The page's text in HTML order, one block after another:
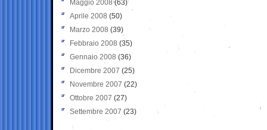
Maggio 2008(63)
Aprile 2008 (50)
Marzo 2008 (39)
Febbraio 2008 (35)
Gennaio 2008 (36)
Dicembre 2007 (25)
Novembre 2007 (22)
Ottobre 2007 (27)
Settembre 2007 (23)